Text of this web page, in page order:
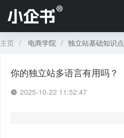
首页
B2C店铺定价
电商学院
主页 / 电商学院 / 独立站基础知识点
你的独立站多语言有用吗？
2025-10-22 11:52:47